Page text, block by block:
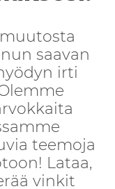
saavan
irti
teemoja
Lataa,
vinkit